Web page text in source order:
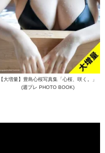
【大増量】豊島心桜写真集「心桜、咲く。」
(週プレ PHOTO BOOK)